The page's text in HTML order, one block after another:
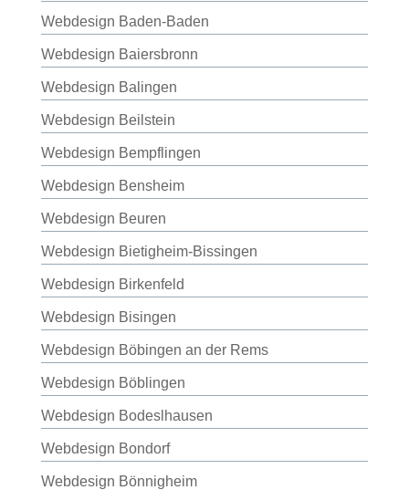
Webdesign Baden-Baden
Webdesign Baiersbronn
Webdesign Balingen
Webdesign Beilstein
Webdesign Bempflingen
Webdesign Bensheim
Webdesign Beuren
Webdesign Bietigheim-Bissingen
Webdesign Birkenfeld
Webdesign Bisingen
Webdesign Böbingen an der Rems
Webdesign Böblingen
Webdesign Bodeslhausen
Webdesign Bondorf
Webdesign Bönnigheim